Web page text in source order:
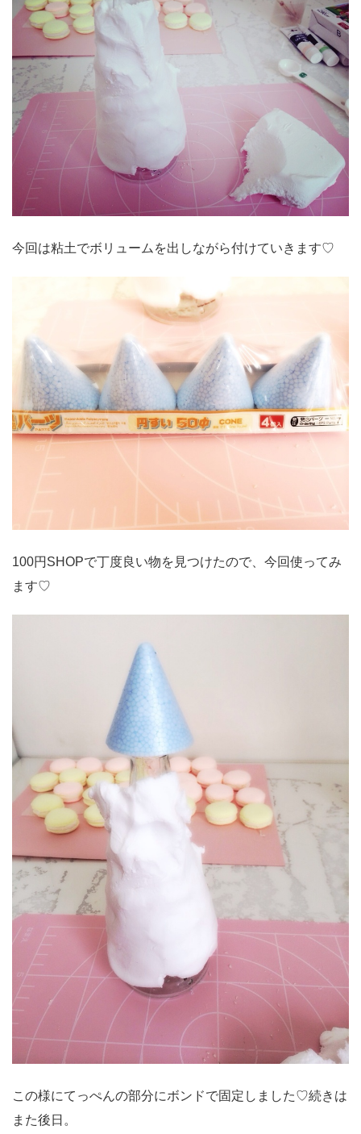
今回は粘土でボリュームを出しながら付けていきます♡
100円SHOPで丁度良い物を見つけたので、今回使ってみ
ます♡
この様にてっぺんの部分にボンドで固定しました♡続きは
また後日。